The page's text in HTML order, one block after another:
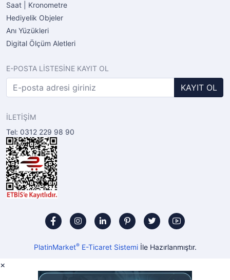
Saat | Kronometre
Hediyelik Objeler
Anı Yüzükleri
Digital Ölçüm Aletleri
E-POSTA LİSTESİNE KAYIT OL
KAYIT OL
İLETİŞİM
Tel: 0312 229 98 90
PlatinMarket®E-Ticaret Sistemiİle Hazırlanmıştır.
×